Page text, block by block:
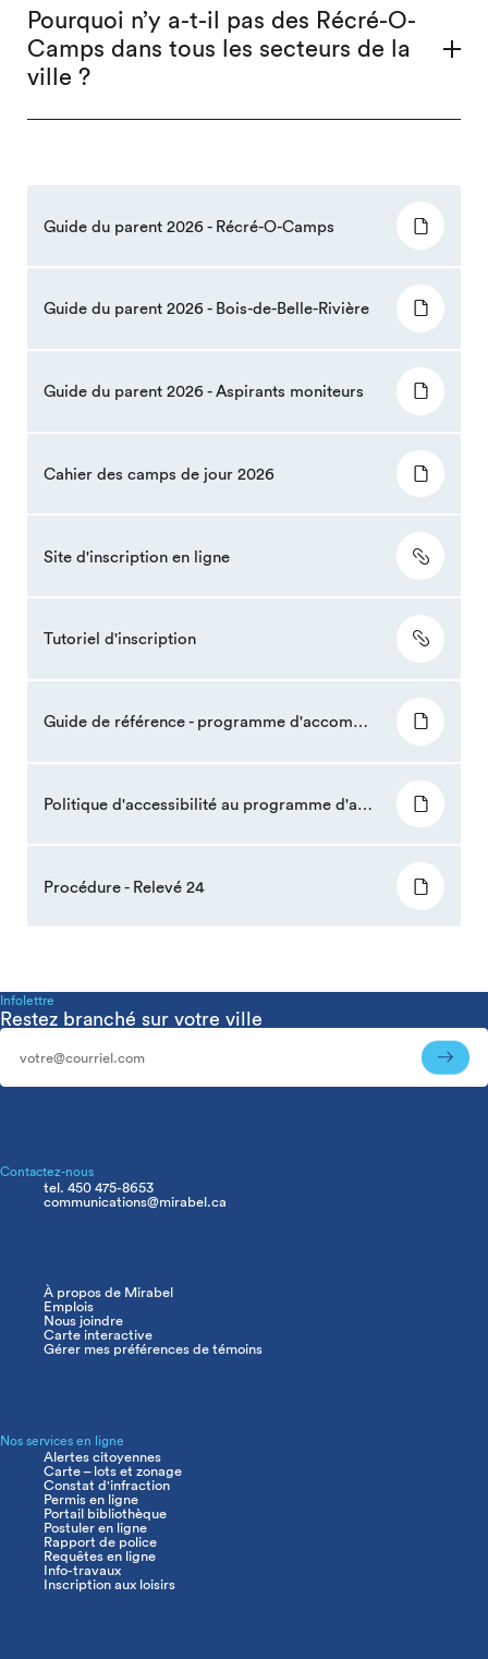
Pourquoi n’y a-t-il pas des Récré-O-
Camps dans tous les secteurs de la
ville ?
Guide du parent 2026 - Récré-O-Camps
Guide du parent 2026 - Bois-de-Belle-Rivière
Guide du parent 2026 - Aspirants moniteurs
Cahier des camps de jour 2026
Site d'inscription en ligne
Tutoriel d'inscription
Guide de référence - programme d'accompagnement
Politique d'accessibilité au programme d'accompagnement en loisir
Procédure - Relevé 24
Infolettre
Infolettre
Restez branché sur votre ville
Contactez-nous
tel. 450 475-8653
communications@mirabel.ca
Navigation
principale
À propos de Mirabel
Emplois
Nous joindre
Carte interactive
Gérer mes préférences de témoins
Nos services en ligne
Alertes citoyennes
Carte – lots et zonage
Constat d'infraction
Permis en ligne
Portail bibliothèque
Postuler en ligne
Rapport de police
Requêtes en ligne
Info-travaux
Inscription aux loisirs